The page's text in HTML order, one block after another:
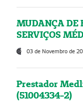
MUDANÇA DE
SERVIÇOS
03 de Novembro de
Prestador
(51004334-2)